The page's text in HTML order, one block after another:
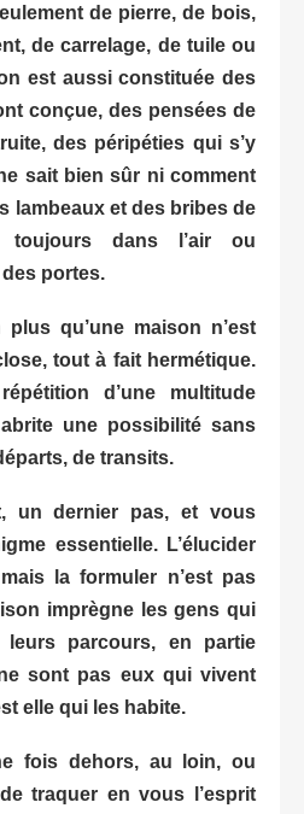
de pierre, de bois,
de carrelage, de tuile ou
est aussi constituée des
conçue, des pensées de
des péripéties qui s’y
sait bien sûr ni comment
lambeaux et des bribes de
dans l’air ou
portes.
plus qu’une maison n’est
tout à fait hermétique.
d’une multitude
une possibilité sans
de transits.
un dernier pas, et vous
essentielle. L’élucider
la formuler n’est pas
imprègne les gens qui
parcours, en partie
sont pas eux qui vivent
elle qui les habite.
fois dehors, au loin, ou
traquer en vous l’esprit